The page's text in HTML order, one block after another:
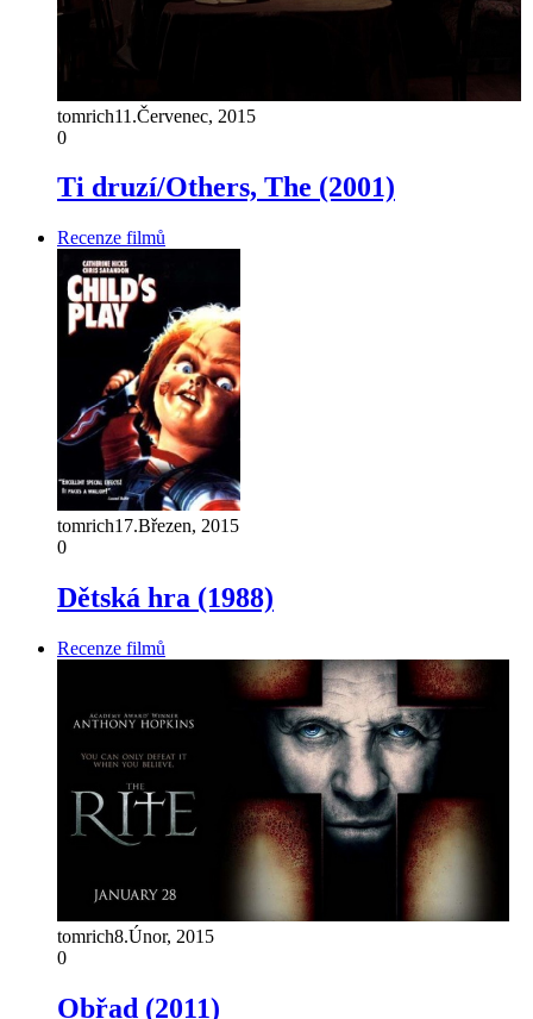
tomrich11.Červenec, 2015
0
Ti druzí/Others, The (2001)
Recenze filmů
tomrich17.Březen, 2015
0
Dětská hra (1988)
Recenze filmů
tomrich8.Únor, 2015
0
Obřad (2011)